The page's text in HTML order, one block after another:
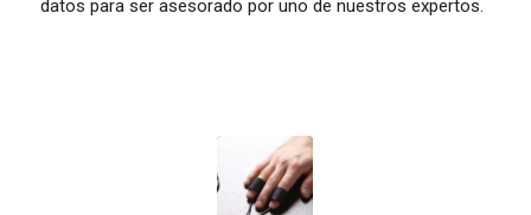
datos para ser asesorado por uno de nuestros expertos.